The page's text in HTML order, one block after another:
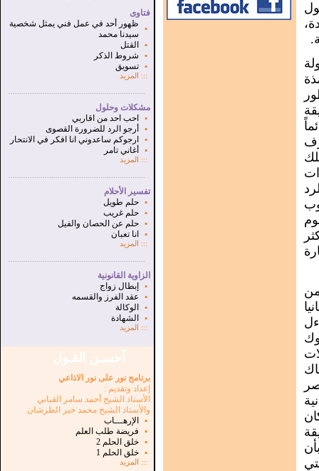
فتاوى
▪
ظهور أحد في عمل فني يمثل شخصية
سيدنا محمد
▪
القتل
▪
شروط الذكر
▪
تسويق
:::
المزيد
مشكلات وحلول
▪
احب احد من اقاربي
▪
أرجو الرد للضرورة القصوى
▪
ارجوكم ساعدوني انا افكر في الانتحار
▪
أغاني تامر
:::
المزيد
تفسير الأحلام
▪
حلم طويل
▪
حلم غريب
▪
حلم عن الحصان والفيل
▪
انا تعبان
:::
المزيد
الزاوية القانونية
▪
إبطال زواج
▪
عقد الفرز والقسمه
▪
الوكالة
▪
الشهادة
::: المزيد
أحسـن القـول
برنامج نور على نور الاذاعي
إعداد وتقديم :
الأستاذ الشيخ أحمد سامر القباني
والأستاذ الشيخ محمد خير الطرشان
▪
الإرهـــاب
▪
فريضة طلب العلم
▪
خلق الحلم 2
▪
خلق الحلم 1
:::
المزيد